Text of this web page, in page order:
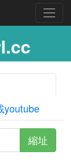
youtube
縮址